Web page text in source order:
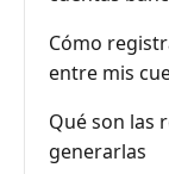
Cómo
entre mis
Qué son las
generarlas